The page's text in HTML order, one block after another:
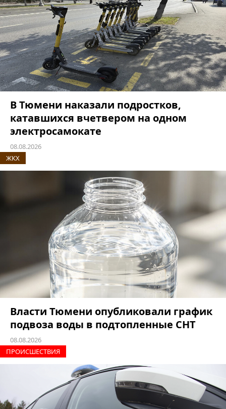
В Тюмени наказали подростков,
катавшихся вчетвером на одном
электросамокате
08.08.2026
ЖКХ
Власти Тюмени опубликовали график
подвоза воды в подтопленные СНТ
08.08.2026
ПРОИCШЕСТВИЯ